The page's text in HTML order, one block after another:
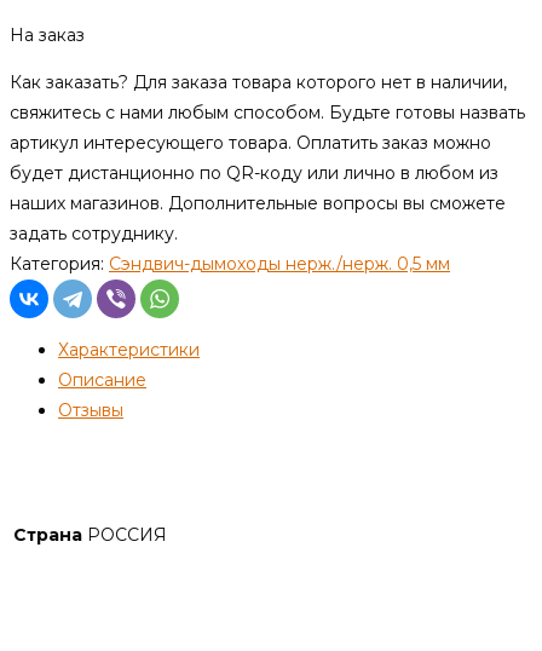
На заказ
Как заказать? Для заказа товара которого нет в наличии,
свяжитесь с нами любым способом. Будьте готовы назвать
артикул интересующего товара. Оплатить заказ можно
будет дистанционно по QR-коду или лично в любом из
наших магазинов. Дополнительные вопросы вы сможете
задать сотруднику.
Категория: Сэндвич-дымоходы нерж./нерж. 0,5 мм
Характеристики
Описание
Отзывы
Страна РОССИЯ